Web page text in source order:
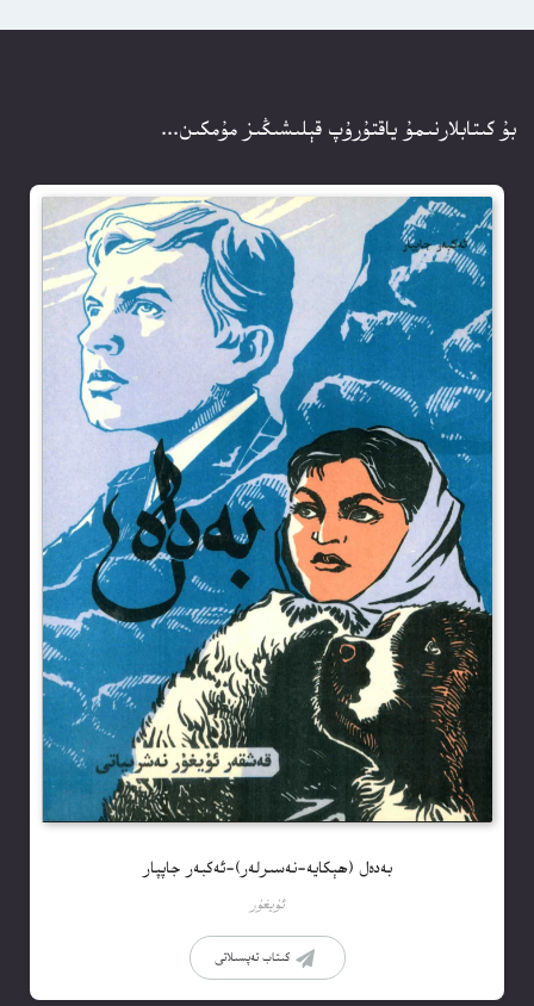
بۇ كىتابلارنىمۇ ياقتۇرۇپ قېلىشىڭىز مۇمكىن...
بەدەل (ھېكايە-نەسىرلەر)-ئەكبەر جاپپار
ئۇيغۇر
كىتاب تەپسىلاتى